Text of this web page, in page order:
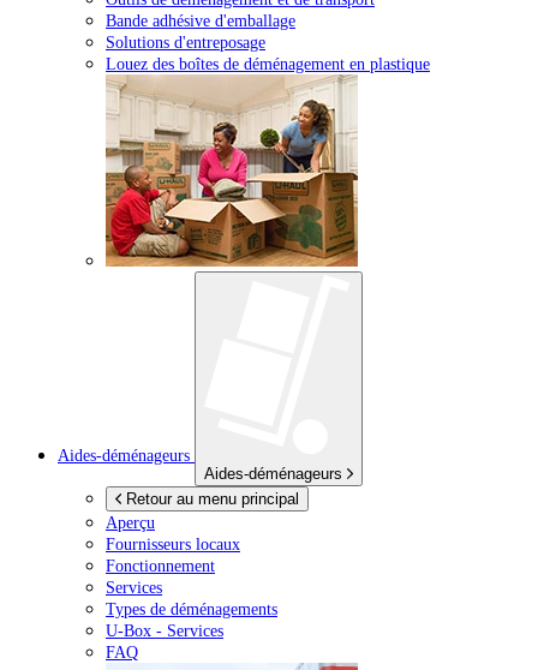
Bande adhésive d'emballage
Solutions d'entreposage
Louez des boîtes de déménagement en plastique
Aides-déménageurs
Aides-déménageurs
Retour au menu principal
Aperçu
Fournisseurs locaux
Fonctionnement
Services
Types de déménagements
U-Box - Services
FAQ